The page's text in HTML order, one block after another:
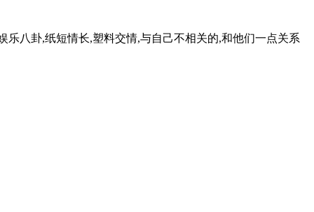
八卦,纸短情长,塑料交情,与自己不相关的,和他们一点关系